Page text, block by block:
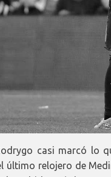
casi marcó lo
último relojero de